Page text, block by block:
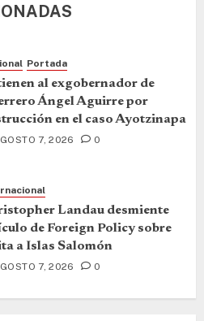
Portada
al exgobernador de
Ángel Aguirre por
en el caso Ayotzinapa
7, 2026 0
Landau desmiente
de Foreign Policy sobre
a Islas Salomón
7, 2026 0